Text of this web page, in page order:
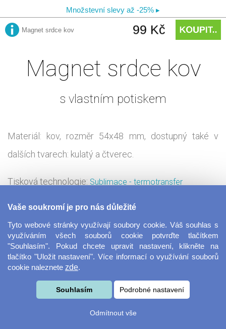
Magnet srdce kov
s vlastním potiskem
Materiál: kov, rozměr 54x48 mm, dostupný také v
dalších tvarech: kulatý a čtverec.
Tisková technologie: Sublimace - termotransfer
nebo obrázky. Nehledáš-li dárek pro sebe, ale pro své
blízké, můžeš magnet lehce proměnit v milý
upomínkový předmět s vlastní fotografií, nebo ho
rozveselit vtipným obrázkem nebo vzkazem. Finální
Vaše soukromí je pro nás důležité
Tyto webové stránky využívají soubory cookie. Váš souhlas s
využíváním všech souborů cookie potvrďte tlačítkem
"Souhlasím". Pokud chcete upravit nastavení, klikněte na
tlačítko "Uložit nastavení". Více informací o využívání souborů
cookie naleznete zde.
Souhlasím Podrobné nastavení
Odmítnout vše